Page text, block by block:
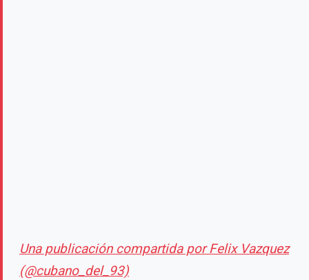
Una publicación compartida por Felix Vazquez
(@cubano_del_93)